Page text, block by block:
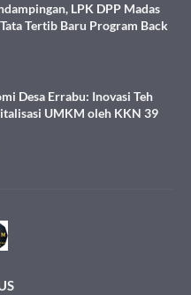
LPK DPP Madas
Tertib Baru Program Back
Desa Errabu: Inovasi Teh
UMKM oleh KKN 39